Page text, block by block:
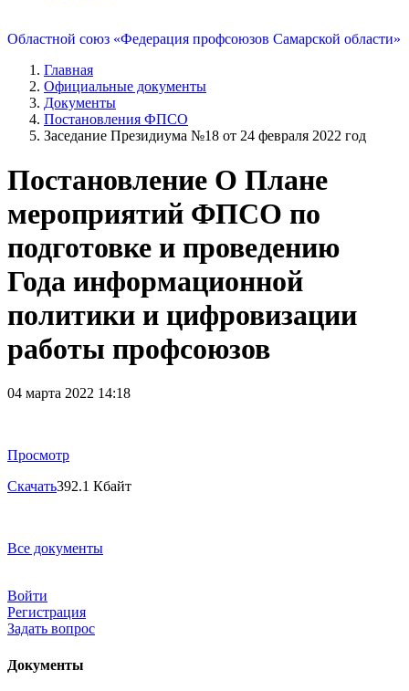
Областной союз «Федерация профсоюзов Самарской области»
Главная
Официальные документы
Документы
Постановления ФПСО
Заседание Президиума №18 от 24 февраля 2022 год
Постановление О Плане
мероприятий ФПСО по
подготовке и проведению
Года информационной
политики и цифровизации
работы профсоюзов
04 марта 2022 14:18
Просмотр
Скачать392.1 Кбайт
Все документы
Войти
Регистрация
Задать вопрос
Документы